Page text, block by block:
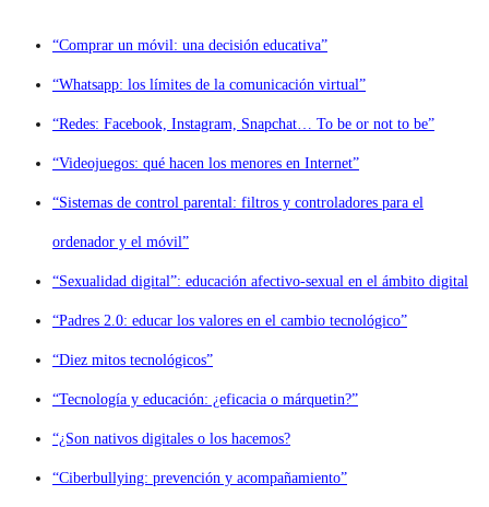
“Comprar un móvil: una decisión educativa”
“Whatsapp: los límites de la comunicación virtual”
“Redes: Facebook, Instagram, Snapchat… To be or not to be”
“Videojuegos: qué hacen los menores en Internet”
“Sistemas de control parental: filtros y controladores para el
ordenador y el móvil”
“Sexualidad digital”: educación afectivo-sexual en el ámbito digital
“Padres 2.0: educar los valores en el cambio tecnológico”
“Diez mitos tecnológicos”
“Tecnología y educación: ¿eficacia o márquetin?”
“¿Son nativos digitales o los hacemos?
“Ciberbullying: prevención y acompañamiento”